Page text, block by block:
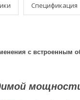
Спецификация
с встроенным